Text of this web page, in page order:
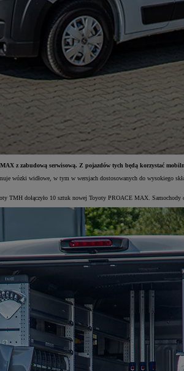
z zabudową serwisową. Z pojazdów tych będą korzystać
wózki widłowe, w tym w wersjach dostosowanych do wysokiego
dołączyło 10 sztuk nowej Toyoty PROACE MAX. Samochody